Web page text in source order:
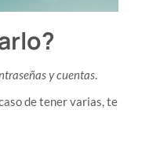
y cuentas.
de tener varias, te